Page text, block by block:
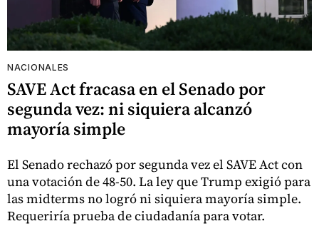
NACIONALES
SAVE Act fracasa en el Senado por
segunda vez: ni siquiera alcanzó
mayoría simple
El Senado rechazó por segunda vez el SAVE Act con
una votación de 48-50. La ley que Trump exigió para
las midterms no logró ni siquiera mayoría simple.
Requeriría prueba de ciudadanía para votar.